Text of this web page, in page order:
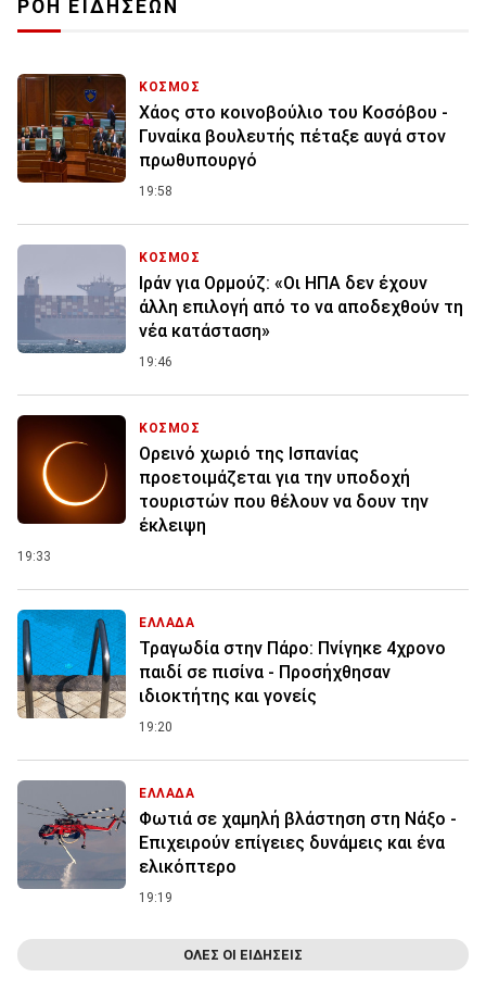
ΡΟΗ ΕΙΔΗΣΕΩΝ
ΚΟΣΜΟΣ
Χάος στο κοινοβούλιο του Κοσόβου -
Γυναίκα βουλευτής πέταξε αυγά στον
πρωθυπουργό
19:58
ΚΟΣΜΟΣ
Ιράν για Ορμούζ: «Οι ΗΠΑ δεν έχουν
άλλη επιλογή από το να αποδεχθούν τη
νέα κατάσταση»
19:46
ΚΟΣΜΟΣ
Ορεινό χωριό της Ισπανίας
προετοιμάζεται για την υποδοχή
τουριστών που θέλουν να δουν την
έκλειψη
19:33
ΕΛΛΑΔΑ
Τραγωδία στην Πάρο: Πνίγηκε 4χρονο
παιδί σε πισίνα - Προσήχθησαν
ιδιοκτήτης και γονείς
19:20
ΕΛΛΑΔΑ
Φωτιά σε χαμηλή βλάστηση στη Νάξο -
Επιχειρούν επίγειες δυνάμεις και ένα
ελικόπτερο
19:19
ΟΛΕΣ ΟΙ ΕΙΔΗΣΕΙΣ